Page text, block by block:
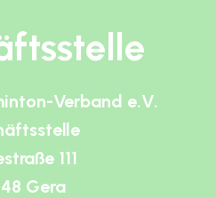
Verband e.V.
111
Gera